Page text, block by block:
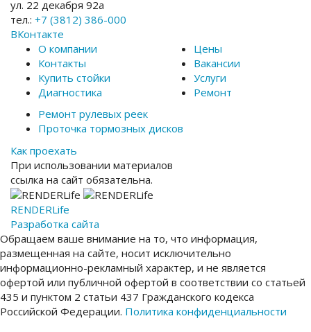
ул. 22 декабря 92а
тел.: +7 (3812) 386-000
ВКонтакте
О компании
Контакты
Купить стойки
Диагностика
Цены
Вакансии
Услуги
Ремонт
Ремонт рулевых реек
Проточка тормозных дисков
Как проехать
При использовании материалов
ссылка на сайт обязательна.
RENDERLife
Разработка сайта
Обращаем ваше внимание на то, что информация,
размещенная на сайте, носит исключительно
информационно-рекламный характер, и не является
офертой или публичной офертой в соответствии со статьей
435 и пунктом 2 статьи 437 Гражданского кодекса
Российской Федерации. Политика конфиденциальности